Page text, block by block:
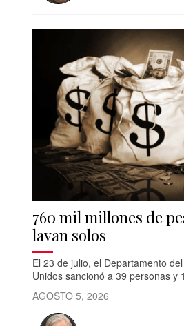
760 mil millones de
lavan solos
El 23 de julio, el Departamento
Unidos sancionó a 39 personas y
AGOSTO 5, 2026